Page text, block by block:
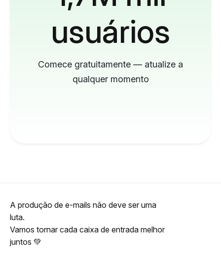
usuários
Comece gratuitamente — atualize a
qualquer momento
A produção de e-mails não deve ser uma
luta.
Vamos tornar cada caixa de entrada melhor
juntos 💚